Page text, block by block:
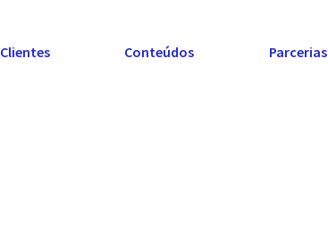
Clientes Conteúdos Parcerias